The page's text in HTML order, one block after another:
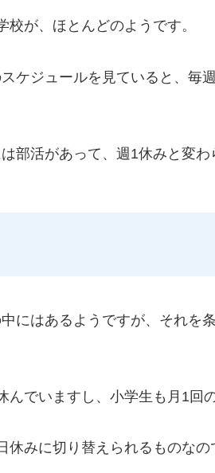
が、ほとんどのようです。
ケジュールを見ていると、毎
部活があって、週1休みと変わ
にはあるようですが、それを
んでいますし、小学生も月1回
休みに切り替えられるものなの